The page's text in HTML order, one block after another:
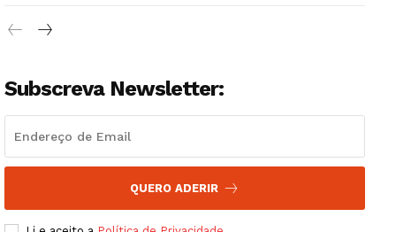
Institucional
Artigos
Edição Digital
Grande Entrevista
Subscreva Newsletter:
QUERO ADERIR